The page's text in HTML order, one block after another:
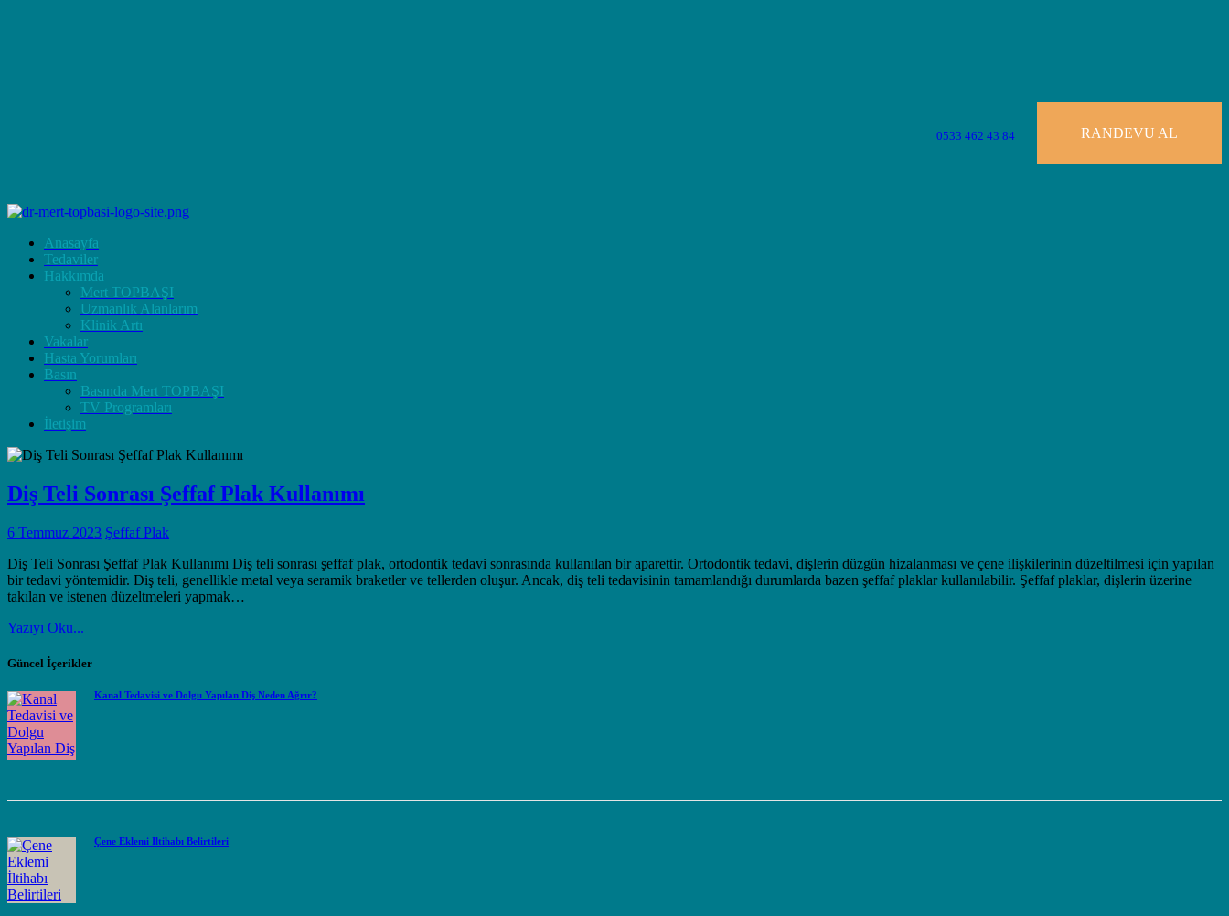
0533 462 43 84 RANDEVU AL
Anasayfa
Tedaviler
Hakkımda
Mert TOPBAŞI
Uzmanlık Alanlarım
Klinik Artı
Vakalar
Hasta Yorumları
Basın
Basında Mert TOPBAŞI
TV Programları
İletişim
Diş Teli Sonrası Şeffaf Plak Kullanımı
6 Temmuz 2023 Şeffaf Plak
Diş Teli Sonrası Şeffaf Plak Kullanımı Diş teli sonrası şeffaf plak, ortodontik tedavi sonrasında kullanılan bir aparettir. Ortodontik tedavi, dişlerin düzgün hizalanması ve çene ilişkilerinin düzeltilmesi için yapılan
bir tedavi yöntemidir. Diş teli, genellikle metal veya seramik braketler ve tellerden oluşur. Ancak, diş teli tedavisinin tamamlandığı durumlarda bazen şeffaf plaklar kullanılabilir. Şeffaf plaklar, dişlerin üzerine
takılan ve istenen düzeltmeleri yapmak…
Yazıyı Oku...
Güncel İçerikler
Kanal Tedavisi ve Dolgu Yapılan Diş Neden Ağrır?
Çene Eklemi İltihabı Belirtileri